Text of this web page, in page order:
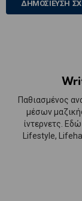
Παθιασμένος
μέσων
ίντερνετς.
Lifestyle,